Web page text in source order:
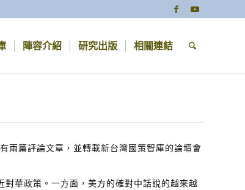
陣容介紹 研究出版 相關連結
兩篇評論文章，並轉載新台灣國策智庫的論壇會
華政策。一方面，美方的確對中話說的越來越